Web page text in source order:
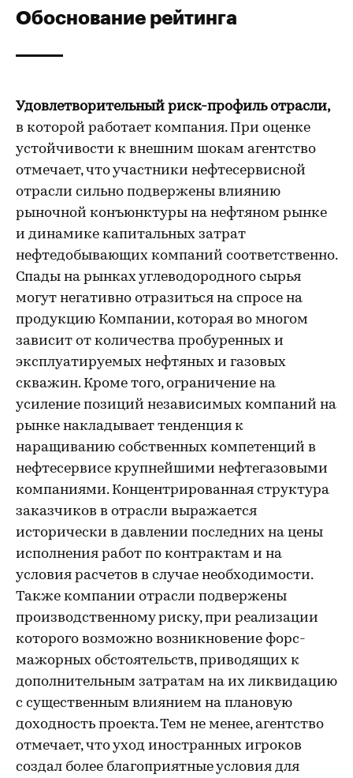
Обоснование рейтинга
Удовлетворительный риск-профиль отрасли,
в которой работает компания. При оценке
устойчивости к внешним шокам агентство
отмечает, что участники нефтесервисной
отрасли сильно подвержены влиянию
рыночной конъюнктуры на нефтяном рынке
и динамике капитальных затрат
нефтедобывающих компаний соответственно.
Спады на рынках углеводородного сырья
могут негативно отразиться на спросе на
продукцию Компании, которая во многом
зависит от количества пробуренных и
эксплуатируемых нефтяных и газовых
скважин. Кроме того, ограничение на
усиление позиций независимых компаний на
рынке накладывает тенденция к
наращиванию собственных компетенций в
нефтесервисе крупнейшими нефтегазовыми
компаниями. Концентрированная структура
заказчиков в отрасли выражается
исторически в давлении последних на цены
исполнения работ по контрактам и на
условия расчетов в случае необходимости.
Также компании отрасли подвержены
производственному риску, при реализации
которого возможно возникновение форс-
мажорных обстоятельств, приводящих к
дополнительным затратам на их ликвидацию
с существенным влиянием на плановую
доходность проекта. Тем не менее, агентство
отмечает, что уход иностранных игроков
создал более благоприятные условия для